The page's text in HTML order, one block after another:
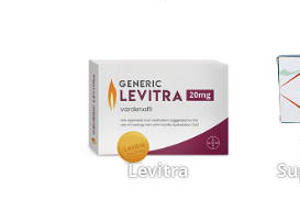
Levitra